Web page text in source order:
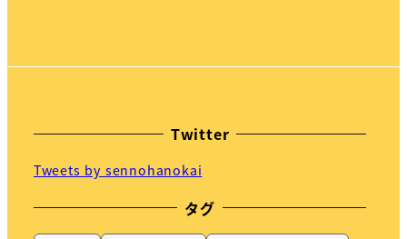
Twitter
Tweets by sennohanokai
タグ